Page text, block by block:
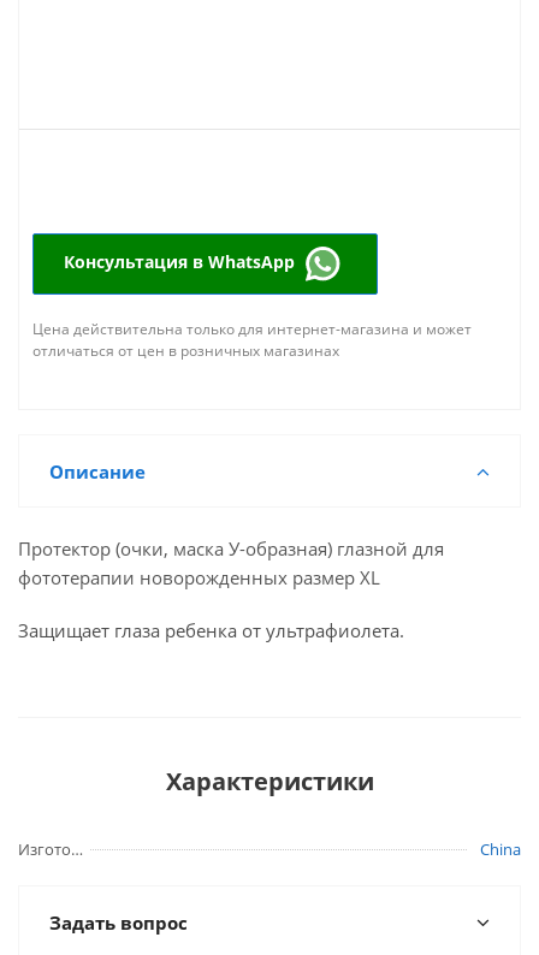
Консультация в WhatsApp
Цена действительна только для интернет-магазина и может
отличаться от цен в розничных магазинах
Описание
Протектор (очки, маска У-образная) глазной для
фототерапии новорожденных размер XL
Защищает глаза ребенка от ультрафиолета.
Характеристики
Изготовитель China
Задать вопрос